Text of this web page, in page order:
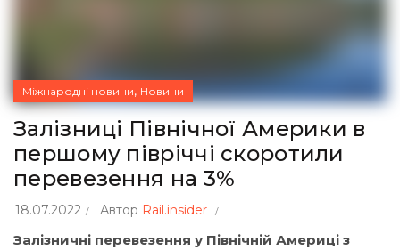
Міжнародні новини, Новини
Залізниці Північної Америки в
першому півріччі скоротили
перевезення на 3%
18.07.2022 Автор Rail.insider
Залізничні перевезення у Північній Америці з